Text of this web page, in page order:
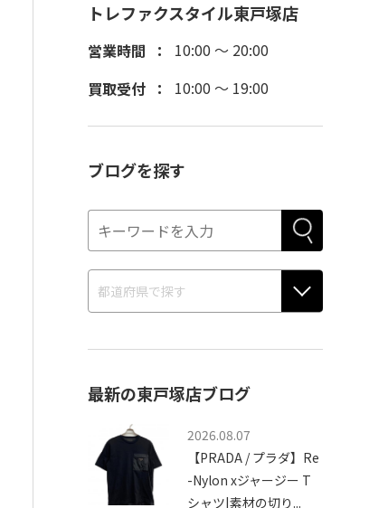
トレファクスタイル東戸塚店
営業時間
10:00 ～ 20:00
買取受付
10:00 ～ 19:00
ブログを探す
最新の東戸塚店ブログ
2026.08.07
【PRADA / プラダ】Re
-Nylon xジャージー T
シャツ|素材の切り...